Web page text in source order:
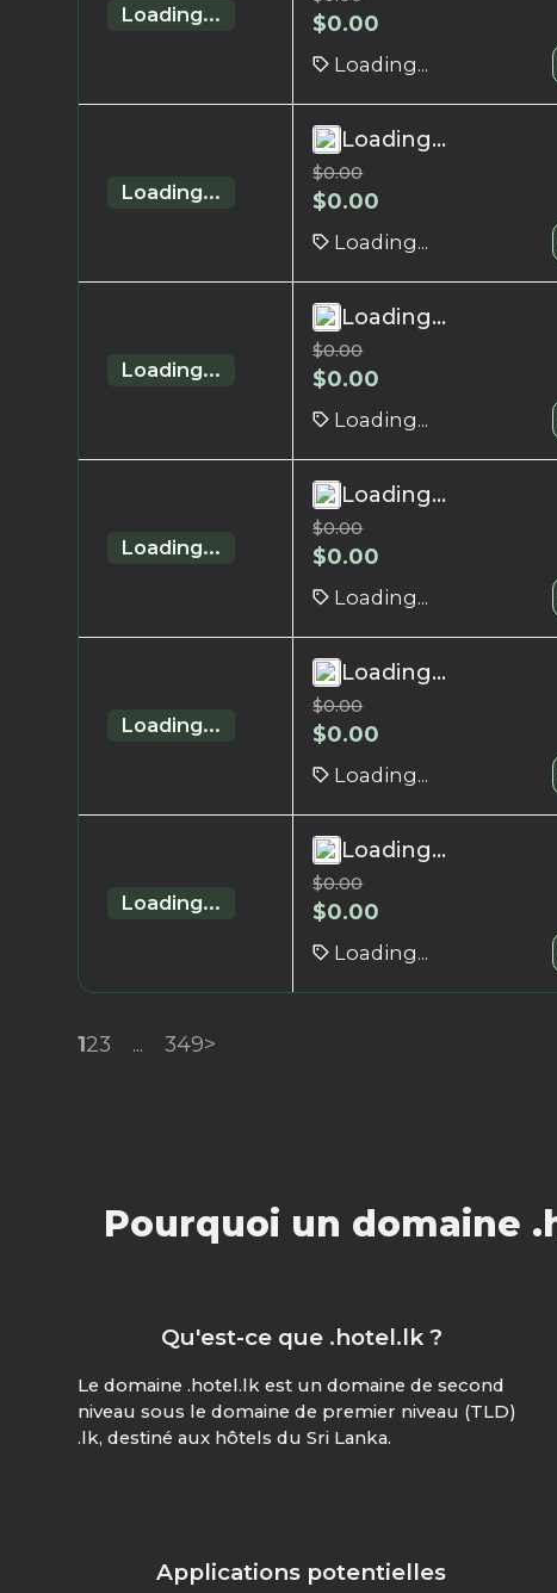
Loading... $0.00
Loading...
Loading...
Loading...
$0.00
$0.00
Loading...
Loading...
Loading...
$0.00
$0.00
Loading...
Loading...
Loading...
$0.00
$0.00
Loading...
Loading...
Loading...
$0.00
$0.00
Loading...
Loading...
Loading...
$0.00
$0.00
Loading...
123 ... 349>
Pourquoi un domaine
Qu'est-ce que .hotel.lk ?
Le domaine .hotel.lk est un domaine de second
niveau sous le domaine de premier niveau (TLD)
.lk, destiné aux hôtels du Sri Lanka.
Applications potentielles